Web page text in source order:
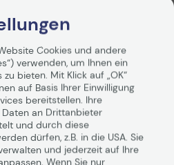
bieten zentrale und
mit denen Sie
von mehr
von Vereinfachungen
Services umfassen
von Remote- und Vor-Ort-
bis hin zu personalisierten
Cookies und andere
verwenden, um Ihnen ein
bieten. Mit Klick auf „OK“
auf Basis Ihrer Einwilligung
bereitstellen. Ihre
an Drittanbieter
und durch diese
dürfen, z.B. in die USA. Sie
und jederzeit auf Ihre
Wenn Sie nur